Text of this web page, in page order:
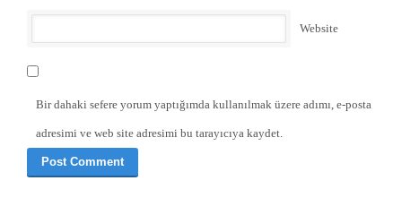
Website
Bir dahaki sefere yorum yaptığımda kullanılmak üzere adımı, e-posta
adresimi ve web site adresimi bu tarayıcıya kaydet.